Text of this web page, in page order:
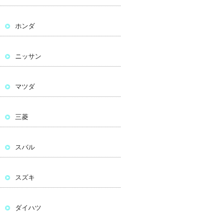
ホンダ
ニッサン
マツダ
三菱
スバル
スズキ
ダイハツ